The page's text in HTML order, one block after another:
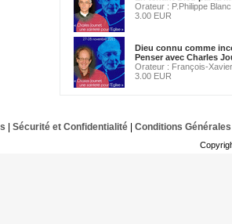
Orateur : P.Philippe Blanc
3.00 EUR
Dieu connu comme
Penser avec Charles
Orateur : François-
3.00 EUR
Sécurité et Confidentialité| Conditions Générales